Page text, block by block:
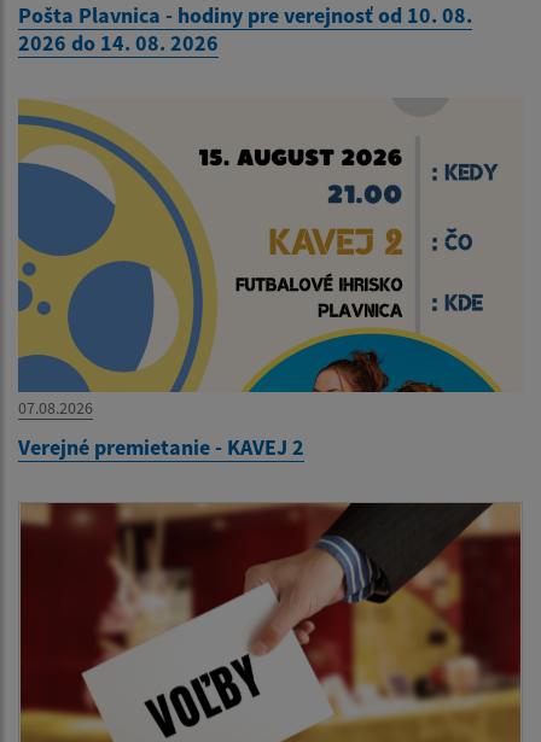
Pošta Plavnica - hodiny pre verejnosť od 10. 08.
2026 do 14. 08. 2026
07.08.2026
Verejné premietanie - KAVEJ 2